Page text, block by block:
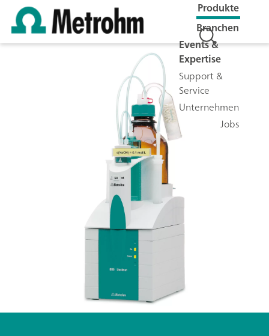
Produkte
Branchen
Events &
Expertise
Support &
Service
Unternehmen
Jobs